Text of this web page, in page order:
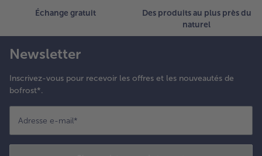
Échange gratuit
Des produits au plus près du
naturel
Newsletter
Inscrivez-vous pour recevoir les offres et les nouveautés de
bofrost*.
Adresse e-mail*